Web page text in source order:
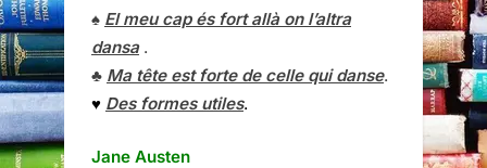
♠ El meu cap és fort allà on l’altra
dansa.
♣ Ma tête est forte de celle qui danse.
♥ Des formes utiles.
Jane Austen